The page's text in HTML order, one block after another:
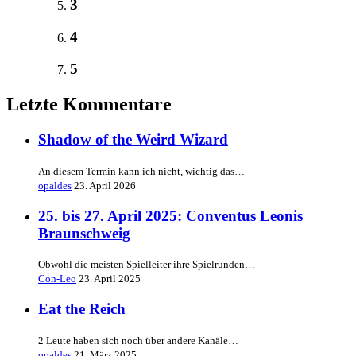
3
4
5
Letzte Kommentare
Shadow of the Weird Wizard
An diesem Termin kann ich nicht, wichtig das…
opaldes 23. April 2026
25. bis 27. April 2025: Conventus Leonis
Braunschweig
Obwohl die meisten Spielleiter ihre Spielrunden…
Con-Leo 23. April 2025
Eat the Reich
2 Leute haben sich noch über andere Kanäle…